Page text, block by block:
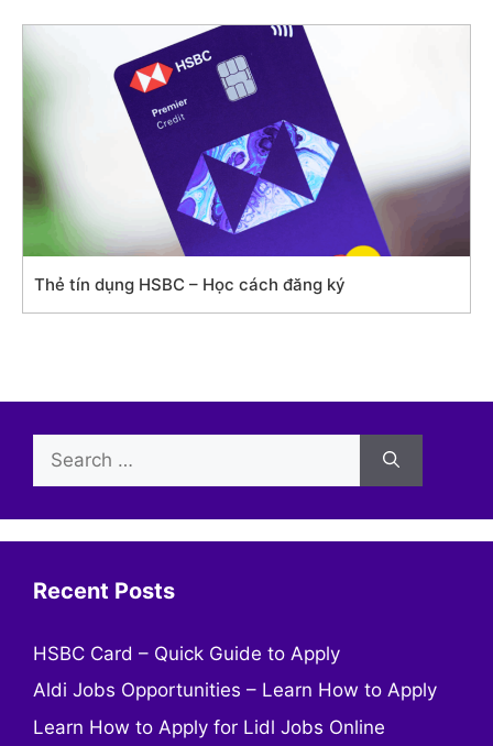
Thẻ tín dụng HSBC – Học cách đăng ký
for:
Recent Posts
HSBC Card – Quick Guide to Apply
Aldi Jobs Opportunities – Learn How to Apply
Learn How to Apply for Lidl Jobs Online